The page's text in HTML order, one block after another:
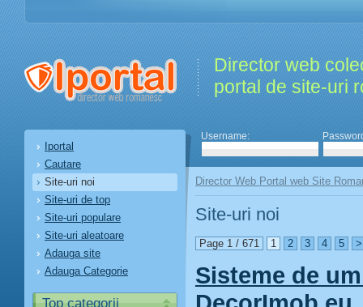
Director web
portal de site-uri
Iportal
Cautare
Site-uri noi
Site-uri de top
Site-uri populare
Site-uri aleatoare
Adauga site
Adauga Categorie
Top categorii
Username:
Director Web Portal web Site
Site-uri noi
Page 1 / 671 1 2 3 4 5 >
Sisteme de